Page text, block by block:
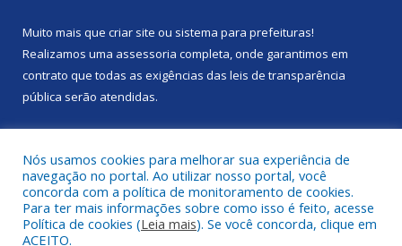
Muito mais que criar site ou sistema para prefeituras!
Realizamos uma assessoria completa, onde garantimos em
contrato que todas as exigências das leis de transparência
pública serão atendidas.
Todos os direitos reservados a Câmara Municipal de Portel.
Nós usamos cookies para melhorar sua experiência de
navegação no portal. Ao utilizar nosso portal, você
concorda com a política de monitoramento de cookies.
Para ter mais informações sobre como isso é feito, acesse
Política de cookies (Leia mais). Se você concorda, clique em
ACEITO.